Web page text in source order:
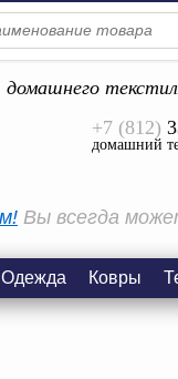
+7 (812)
домашний
Вы всегда
Одежда Ковры